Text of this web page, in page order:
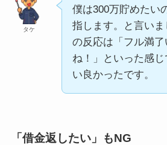
タケ
僕は300万貯めたい
指します。と言い
の反応は「フル満了
ね！」といった感
い良かったです。
「借金返したい」もNG